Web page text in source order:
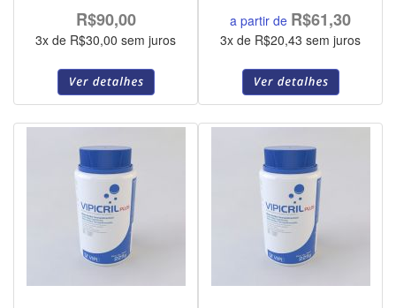
R$90,00
3x de R$30,00 sem juros
a partir de R$61,30
3x de R$20,43 sem juros